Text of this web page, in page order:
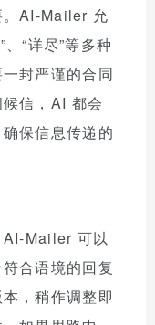
。AI-Mailer 允
、“详尽”等多种
封严谨的合同
信，AI 都会
保信息传递的
AI-Mailer 可以
合语境的回复
，稍作调整即